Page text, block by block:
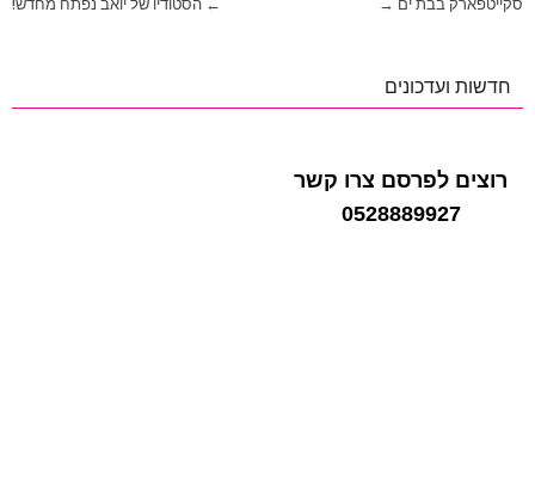
← הסטודיו של יואב נפתח מחדש! סקייטפארק בבת ים →
חדשות ועדכונים
רוצים לפרסם צרו קשר
0528889927